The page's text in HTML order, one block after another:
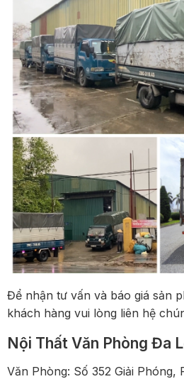
Để nhận tư vấn và báo giá sản
khách hàng vui lòng liên hệ
Nội Thất Văn Phòng Đa
Văn Phòng: Số 352 Giải Phóng,